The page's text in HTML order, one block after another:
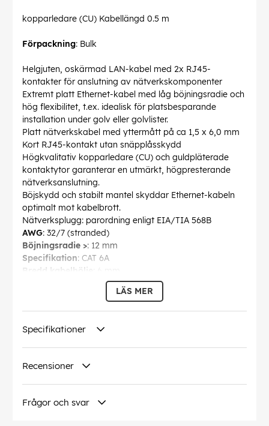
kopparledare (CU) Kabellängd 0.5 m
Förpackning: Bulk
Helgjuten, oskärmad LAN-kabel med 2x RJ45-
kontakter för anslutning av nätverkskomponenter
Extremt platt Ethernet-kabel med låg böjningsradie och
hög flexibilitet, t.ex. idealisk för platsbesparande
installation under golv eller golvlister.
Platt nätverkskabel med yttermått på ca 1,5 x 6,0 mm
Kort RJ45-kontakt utan snäpplåsskydd
Högkvalitativ kopparledare (CU) och guldpläterade
kontaktytor garanterar en utmärkt, högpresterande
nätverksanslutning.
Böjskydd och stabilt mantel skyddar Ethernet-kabeln
optimalt mot kabelbrott.
Nätverksplugg: parordning enligt EIA/TIA 568B
AWG: 32/7 (stranded)
Böjningsradie >: 12 mm
Specifikation: CAT 6A
Bredd kabelhölje
: 1.5 mm
: U/UTP
Kontakt: EIA/TIA-568 B
Drifttemperatur från
max. bandbredd: 500 MHz
Kabeltyp: Platt kabel
Material kabelmantel: PVC
Innerledare material
Anslutning, typ: RJ45-kontakt (8P8C)
LÄS MER
Specifikationer
Recensioner
Frågor och svar